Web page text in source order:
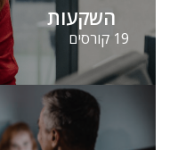
השקעות
19 קורסים